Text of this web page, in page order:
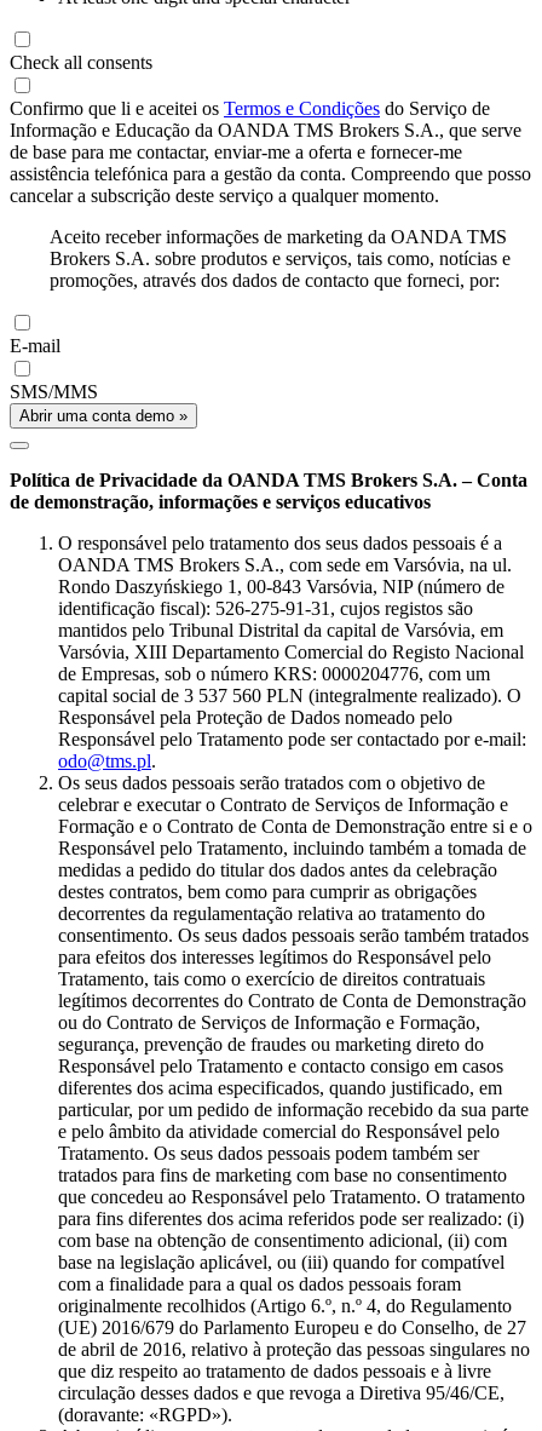
Check all consents
Confirmo que li e aceitei os Termos e Condições do Serviço de
Informação e Educação da OANDA TMS Brokers S.A., que serve
de base para me contactar, enviar-me a oferta e fornecer-me
assistência telefónica para a gestão da conta. Compreendo que posso
cancelar a subscrição deste serviço a qualquer momento.
Aceito receber informações de marketing da OANDA TMS
Brokers S.A. sobre produtos e serviços, tais como, notícias e
promoções, através dos dados de contacto que forneci, por:
E-mail
SMS/MMS
Abrir uma conta demo »
Política de Privacidade da OANDA TMS Brokers S.A. – Conta
de demonstração, informações e serviços educativos
O responsável pelo tratamento dos seus dados pessoais é a
OANDA TMS Brokers S.A., com sede em Varsóvia, na ul.
Rondo Daszyńskiego 1, 00-843 Varsóvia, NIP (número de
identificação fiscal): 526-275-91-31, cujos registos são
mantidos pelo Tribunal Distrital da capital de Varsóvia, em
Varsóvia, XIII Departamento Comercial do Registo Nacional
de Empresas, sob o número KRS: 0000204776, com um
capital social de 3 537 560 PLN (integralmente realizado). O
Responsável pela Proteção de Dados nomeado pelo
Responsável pelo Tratamento pode ser contactado por e-mail:
odo@tms.pl.
Os seus dados pessoais serão tratados com o objetivo de
celebrar e executar o Contrato de Serviços de Informação e
Formação e o Contrato de Conta de Demonstração entre si e o
Responsável pelo Tratamento, incluindo também a tomada de
medidas a pedido do titular dos dados antes da celebração
destes contratos, bem como para cumprir as obrigações
decorrentes da regulamentação relativa ao tratamento do
consentimento. Os seus dados pessoais serão também tratados
para efeitos dos interesses legítimos do Responsável pelo
Tratamento, tais como o exercício de direitos contratuais
legítimos decorrentes do Contrato de Conta de Demonstração
ou do Contrato de Serviços de Informação e Formação,
segurança, prevenção de fraudes ou marketing direto do
Responsável pelo Tratamento e contacto consigo em casos
diferentes dos acima especificados, quando justificado, em
particular, por um pedido de informação recebido da sua parte
e pelo âmbito da atividade comercial do Responsável pelo
Tratamento. Os seus dados pessoais podem também ser
tratados para fins de marketing com base no consentimento
que concedeu ao Responsável pelo Tratamento. O tratamento
para fins diferentes dos acima referidos pode ser realizado: (i)
com base na obtenção de consentimento adicional, (ii) com
base na legislação aplicável, ou (iii) quando for compatível
com a finalidade para a qual os dados pessoais foram
originalmente recolhidos (Artigo 6.º, n.º 4, do Regulamento
(UE) 2016/679 do Parlamento Europeu e do Conselho, de 27
de abril de 2016, relativo à proteção das pessoas singulares no
que diz respeito ao tratamento de dados pessoais e à livre
circulação desses dados e que revoga a Diretiva 95/46/CE,
(doravante: «RGPD»).